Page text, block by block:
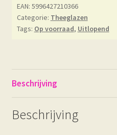
EAN: 5996427210366
Categorie: Theeglazen
Tags: Op voorraad, Uitlopend
Beschrijving
Beschrijving